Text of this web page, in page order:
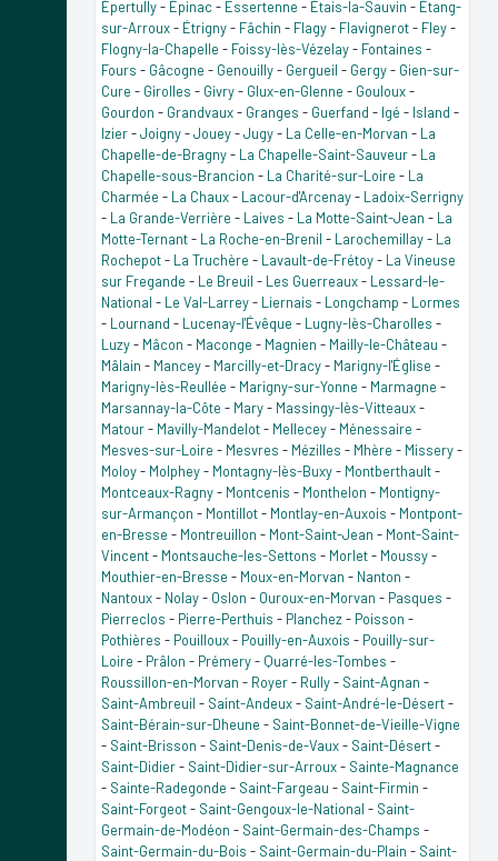
Épertully- Épinac - Essertenne - Étais-la-Sauvin - Étang-
sur-Arroux- Étrigny- Fâchin - Flagy- Flavignerot- Fley-
Flogny-la-Chapelle - Foissy-lès-Vézelay- Fontaines -
Fours - Gâcogne - Genouilly- Gergueil - Gergy- Gien-sur-
Cure - Girolles - Givry- Glux-en-Glenne - Gouloux-
Gourdon - Grandvaux- Granges - Guerfand - Igé - Island -
Izier-Joigny-Jouey-Jugy- La Celle-en-Morvan - La
Chapelle-de-Bragny- La Chapelle-Saint-Sauveur- La
Chapelle-sous-Brancion - La Charité-sur-Loire - La
Charmée - La Chaux- Lacour-d'Arcenay- Ladoix-Serrigny
- La Grande-Verrière - Laives - La Motte-Saint-Jean - La
Motte-Ternant- La Roche-en-Brenil - Larochemillay- La
Rochepot- La Truchère - Lavault-de-Frétoy- La Vineuse
sur Fregande - Le Breuil - Les Guerreaux- Lessard-le-
National - Le Val-Larrey- Liernais - Longchamp - Lormes
- Lournand - Lucenay-l'Évêque - Lugny-lès-Charolles -
Luzy- Mâcon - Maconge - Magnien - Mailly-le-Château -
Mâlain - Mancey- Marcilly-et-Dracy- Marigny-l'Église -
Marigny-lès-Reullée - Marigny-sur-Yonne - Marmagne -
Marsannay-la-Côte - Mary- Massingy-lès-Vitteaux-
Matour- Mavilly-Mandelot- Mellecey- Ménessaire -
Mesves-sur-Loire - Mesvres - Mézilles - Mhère - Missery-
Moloy- Molphey- Montagny-lès-Buxy- Montberthault-
Montceaux-Ragny- Montcenis - Monthelon - Montigny-
sur-Armançon - Montillot- Montlay-en-Auxois - Montpont-
en-Bresse - Montreuillon - Mont-Saint-Jean - Mont-Saint-
Vincent- Montsauche-les-Settons - Morlet- Moussy-
Mouthier-en-Bresse - Moux-en-Morvan - Nanton -
Nantoux- Nolay- Oslon - Ouroux-en-Morvan - Pasques -
Pierreclos - Pierre-Perthuis - Planchez- Poisson -
Pothières - Pouilloux- Pouilly-en-Auxois - Pouilly-sur-
Loire - Prâlon - Prémery- Quarré-les-Tombes -
Roussillon-en-Morvan - Royer- Rully- Saint-Agnan -
Saint-Ambreuil - Saint-Andeux- Saint-André-le-Désert-
Saint-Bérain-sur-Dheune - Saint-Bonnet-de-Vieille-Vigne
- Saint-Brisson - Saint-Denis-de-Vaux- Saint-Désert-
Saint-Didier- Saint-Didier-sur-Arroux- Sainte-Magnance
- Sainte-Radegonde - Saint-Fargeau - Saint-Firmin -
Saint-Forgeot- Saint-Gengoux-le-National - Saint-
Germain-de-Modéon - Saint-Germain-des-Champs -
Saint-Germain-du-Bois - Saint-Germain-du-Plain - Saint-